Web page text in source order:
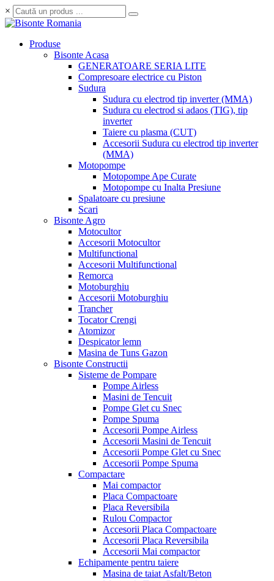
×
Produse
Bisonte Acasa
GENERATOARE SERIA LITE
Compresoare electrice cu Piston
Sudura
Sudura cu electrod tip inverter (MMA)
Sudura cu electrod si adaos (TIG), tip
inverter
Taiere cu plasma (CUT)
Accesorii Sudura cu electrod tip inverter
(MMA)
Motopompe
Motopompe Ape Curate
Motopompe cu Inalta Presiune
Spalatoare cu presiune
Scari
Bisonte Agro
Motocultor
Accesorii Motocultor
Multifunctional
Accesorii Multifunctional
Remorca
Motoburghiu
Accesorii Motoburghiu
Trancher
Tocator Crengi
Atomizor
Despicator lemn
Masina de Tuns Gazon
Bisonte Constructii
Sisteme de Pompare
Pompe Airless
Masini de Tencuit
Pompe Glet cu Snec
Pompe Spuma
Accesorii Pompe Airless
Accesorii Masini de Tencuit
Accesorii Pompe Glet cu Snec
Accesorii Pompe Spuma
Compactare
Mai compactor
Placa Compactoare
Placa Reversibila
Rulou Compactor
Accesorii Placa Compactoare
Accesorii Placa Reversibila
Accesorii Mai compactor
Echipamente pentru taiere
Masina de taiat Asfalt/Beton